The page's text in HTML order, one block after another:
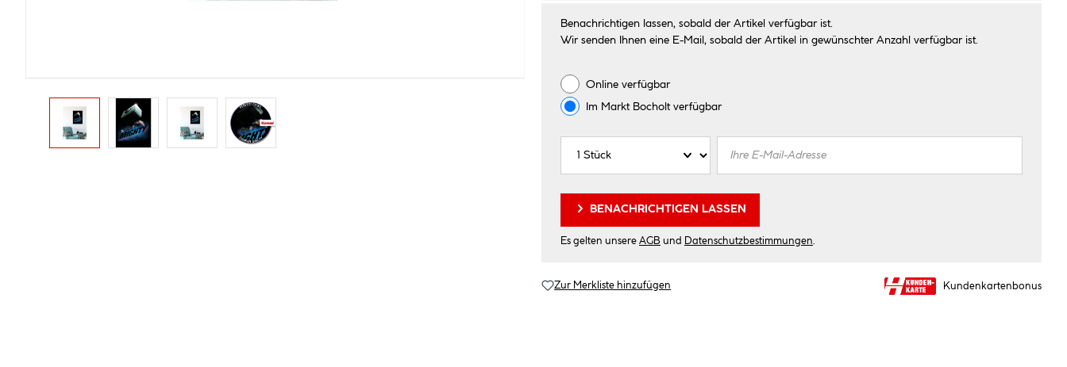
Benachrichtigen lassen, sobald der Artikel verfügbar ist.
Wir senden Ihnen eine E-Mail, sobald der Artikel in gewünschter Anzahl verfügbar ist.
Online verfügbar
Im Markt Bocholtverfügbar
BENACHRICHTIGEN LASSEN
Es gelten unsere AGB und Datenschutzbestimmungen
Zur Merkliste hinzufügen Kundenkartenbonus